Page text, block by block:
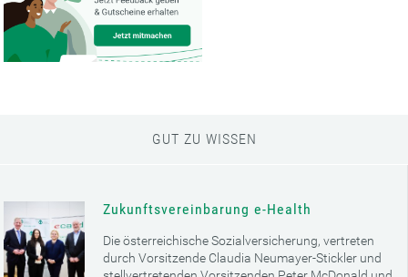
GUT ZU WISSEN
Zukunftsvereinbarung e-Health
Die österreichische Sozialversicherung, vertreten
durch Vorsitzende Claudia Neumayer-Stickler und